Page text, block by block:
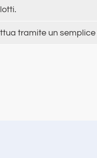
tramite un